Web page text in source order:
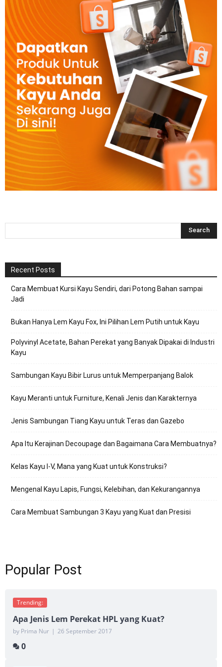
Recent Posts
Cara Membuat Kursi Kayu Sendiri, dari Potong Bahan sampai
Jadi
Bukan Hanya Lem Kayu Fox, Ini Pilihan Lem Putih untuk Kayu
Polyvinyl Acetate, Bahan Perekat yang Banyak Dipakai di Industri
Kayu
Sambungan Kayu Bibir Lurus untuk Memperpanjang Balok
Kayu Meranti untuk Furniture, Kenali Jenis dan Karakternya
Jenis Sambungan Tiang Kayu untuk Teras dan Gazebo
Apa Itu Kerajinan Decoupage dan Bagaimana Cara Membuatnya?
Kelas Kayu I-V, Mana yang Kuat untuk Konstruksi?
Mengenal Kayu Lapis, Fungsi, Kelebihan, dan Kekurangannya
Cara Membuat Sambungan 3 Kayu yang Kuat dan Presisi
Popular Post
Trending:
Apa Jenis Lem Perekat HPL yang Kuat?
by Prima Nur | 26 September 2017
0